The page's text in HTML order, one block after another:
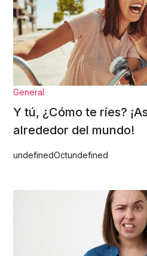
General
Y tú, ¿Cómo te ríes?
alrededor del mundo!
undefinedOctundefined